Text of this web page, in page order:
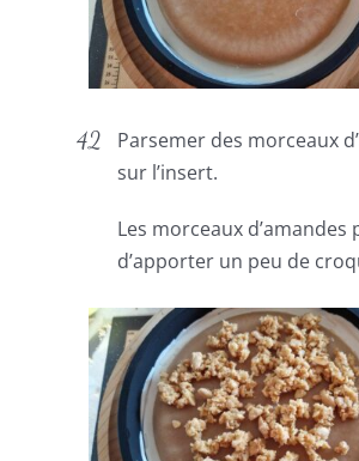
Parsemer des morceaux
sur l’insert.
Les morceaux
d’apporter un peu de